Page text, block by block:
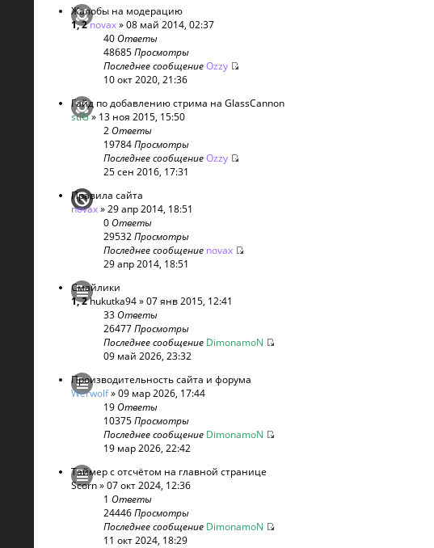
Жалобы на модерацию
1,2novax» 08 май 2014, 02:37
40Ответы
48685Просмотры
Последнее сообщениеOzzy
10 окт 2020, 21:36
Гайд по добавлению стрима на GlassCannon
stiG» 13 ноя 2015, 15:50
2Ответы
19784Просмотры
Последнее сообщениеOzzy
25 сен 2016, 17:31
Правила сайта
novax» 29 апр 2014, 18:51
0Ответы
29532Просмотры
Последнее сообщение novax
29 апр 2014, 18:51
Смайлики
1,2hukutka94» 07 янв 2015, 12:41
33Ответы
26477Просмотры
Последнее сообщение DimonamoN
09 май 2026, 23:32
Производительность сайта и форума
Werwolf» 09 мар 2026, 17:44
19Ответы
10375Просмотры
Последнее сообщение DimonamoN
19 мар 2026, 22:42
Таймер с отсчётом на главной странице
Scorn» 07 окт 2024, 12:36
1 Ответы
24446Просмотры
Последнее сообщение DimonamoN
11 окт 2024, 18:29